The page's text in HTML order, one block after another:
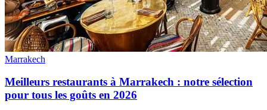
Marrakech
Meilleurs restaurants à Marrakech : notre sélection
pour tous les goûts en 2026